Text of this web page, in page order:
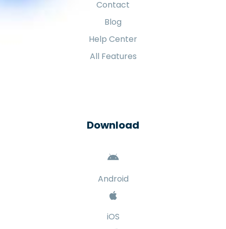
Contact
Blog
Help Center
All Features
Download
Android
iOS